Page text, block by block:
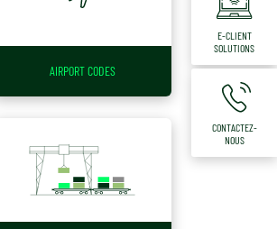
E-CLIENT
SOLUTIONS
CONTACTEZ-
NOUS
AIRPORT CODES